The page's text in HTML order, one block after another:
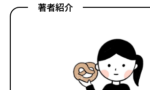
著者紹介